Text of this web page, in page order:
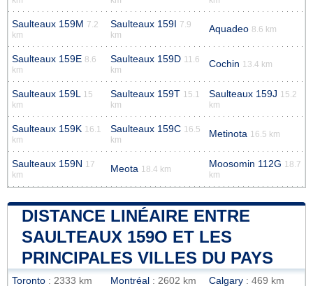
Saulteaux 159M 7.2
km
Saulteaux 159I 7.9
km
Aquadeo 8.6 km
Saulteaux 159E 8.6
km
Saulteaux 159D 11.6
km
Cochin 13.4 km
Saulteaux 159L
15
km
Saulteaux 159T 15.1
km
Saulteaux 159J 15.2
km
Saulteaux 159K 16.1
km
Saulteaux 159C 16.5
km
Metinota 16.5 km
Saulteaux 159N 17
km
Meota 18.4 km Moosomin 112G 18.7
km
DISTANCE LINÉAIRE ENTRE
SAULTEAUX 159O ET LES
PRINCIPALES VILLES DU PAYS
Toronto : 2333 km Montréal : 2602 km Calgary : 469 km